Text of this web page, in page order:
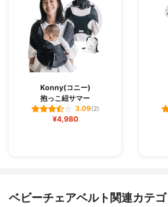
Konny(コニー)
抱っこ紐サマー
3.09(2)
¥4,980
ベビーチェアベルト関連カテ